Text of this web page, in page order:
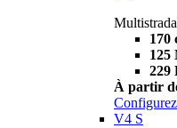
170
125
229
À partir
V4 S